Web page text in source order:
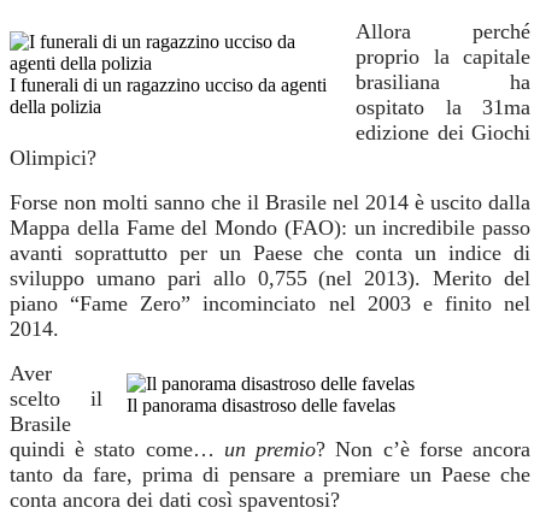
I funerali di un ragazzino ucciso da agenti
della polizia
Allora perché
proprio la capitale
brasiliana ha
ospitato la 31ma
edizione dei Giochi
Olimpici?
Forse non molti sanno che il Brasile nel 2014 è uscito dalla
Mappa della Fame del Mondo (FAO): un incredibile passo
avanti soprattutto per un Paese che conta un indice di
sviluppo umano pari allo 0,755 (nel 2013). Merito del
piano “Fame Zero” incominciato nel 2003 e finito nel
2014.
Il panorama disastroso delle favelas
Aver
scelto il
Brasile
quindi è stato come… un premio? Non c’è forse ancora
tanto da fare, prima di pensare a premiare un Paese che
conta ancora dei dati così spaventosi?